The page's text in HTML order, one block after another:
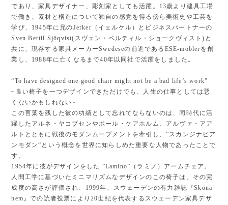
であり、家具デザイナー、彫刻家としても活躍。13歳より建具工場
で働き、素材と構造について独自の感覚を得る傍ら美術史や工芸を
学び、1945年に兄のJerker（イェルケル）とビジネスパートナーの
Sven Bertil Sjöqvist(スヴェン・ベルティル・ショークヴィスト)と
共に、現存する家具メーカーSwedeseの前進であるESE-möblerを創
業し、1988年に亡くなるまで40年以同社で活躍をしました。
“To have designed one good chair might not be a bad life’s work”
~良い椅子を一つデザインできただけでも、人生の仕事としては悪
くないかもしれない~
この言葉を残した彼の功績として忘れてならないのは、同時代に活
躍したアルネ・ヤコブセンやポール・ケアホルム、アルヴァ・アア
ルトとともに戦後のモダンムーブメントを牽引し、”スカンジナビア
ンモダン“という概念を世界に知らしめた重要な人物であったことで
す。
1954年に彼がデザインをした ”Lamino”（ラミノ）アームチェア。
人間工学に基づいたミニマリズムなデザインのこの椅子は、その完
成度の高さが評価され、1999年、スウェーデンの有力雑誌『Sköna
hem』での読者投票により20世紀を代表するスウェーデン家具デザ